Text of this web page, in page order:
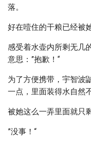
落。
好在噎住的干粮已经被
感受着水壶内所剩无几
意思：”抱歉！“
为了方便携带，宇智波
一点，里面装得水自然
被她这么一弄里面就只
”没事！“